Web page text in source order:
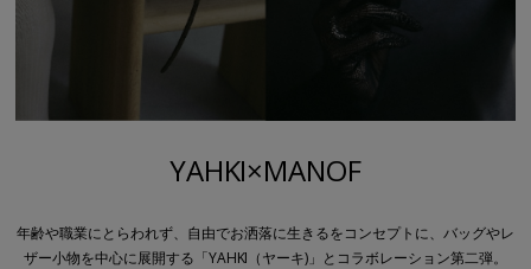
YAHKI×MANOF
年齢や職業にとらわれず、自由でお洒落に生きるをコンセプトに、バッグやレ
ザー小物を中心に展開する「YAHKI（ヤーキ)」とコラボレーション第二弾。